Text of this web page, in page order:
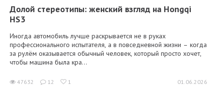
Долой стереотипы: женский взгляд на Hongqi
HS3
Иногда автомобиль лучше раскрывается не в руках
профессионального испытателя, а в повседневной жизни – когда
за рулём оказывается обычный человек, который просто хочет,
чтобы машина была кра...
47632 12 1 01.06.2026